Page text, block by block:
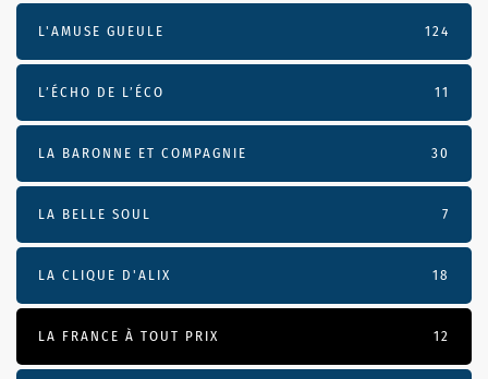
L'AMUSE GUEULE 124
L’ÉCHO DE L’ÉCO 11
LA BARONNE ET COMPAGNIE 30
LA BELLE SOUL 7
LA CLIQUE D'ALIX 18
LA FRANCE À TOUT PRIX 12